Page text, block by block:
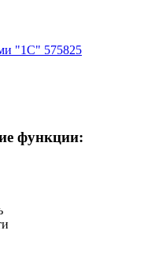
"1С" 575825
функции: